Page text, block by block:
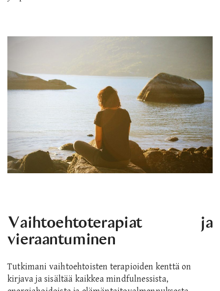
Vaihtoehtoterapiat ja
vieraantuminen
Tutkimani vaihtoehtoisten terapioiden kenttä on
kirjava ja sisältää kaikkea mindfulnessista,